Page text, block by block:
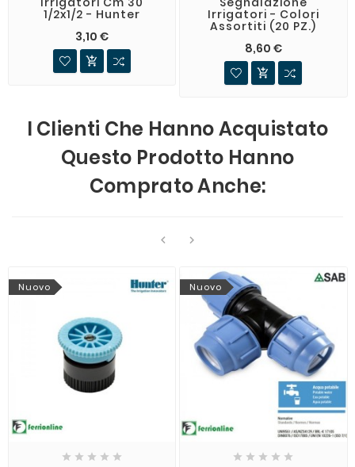
1/2x1/2 - Hunter
3,10 €

Irrigatori - Colori
Assortiti (20 PZ.)
8,60 €

I Clienti Che Hanno Acquistato
Questo Prodotto Hanno
Comprato Anche:
 
Nuovo
    
Nuovo
    